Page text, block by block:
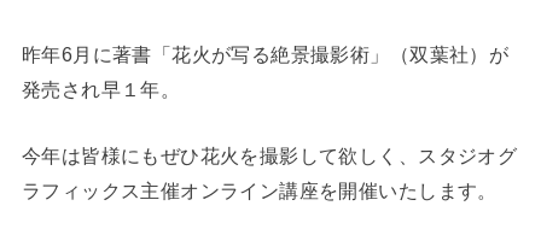
昨年6月に著書「花火が写る絶景撮影術」（双葉社）が
発売され早１年。
今年は皆様にもぜひ花火を撮影して欲しく、スタジオグ
ラフィックス主催オンライン講座を開催いたします。